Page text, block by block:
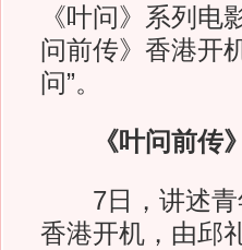
《叶问》系列
问前传》香港开
问”。
《叶问前传》
7日，讲述青
香港开机，由邱